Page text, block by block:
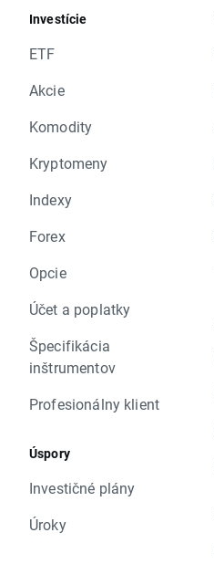
Investície
ETF
Akcie
Komodity
Kryptomeny
Indexy
Forex
Opcie
Účet a poplatky
Špecifikácia
inštrumentov
Profesionálny klient
Úspory
Investičné plány
Úroky